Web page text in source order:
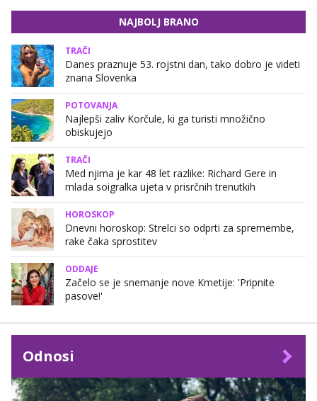
NAJBOLJ BRANO
TRAČI
Danes praznuje 53. rojstni dan, tako dobro je videti
znana Slovenka
POTOVANJA
Najlepši zaliv Korčule, ki ga turisti množično
obiskujejo
TRAČI
Med njima je kar 48 let razlike: Richard Gere in
mlada soigralka ujeta v prisrčnih trenutkih
HOROSKOP
Dnevni horoskop: Strelci so odprti za spremembe,
rake čaka sprostitev
ODDAJE
Začelo se je snemanje nove Kmetije: 'Pripnite
pasove!'
Odnosi